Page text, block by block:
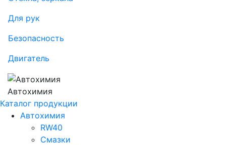
Для рук
Безопасность
Двигатель
Автохимия
Каталог продукции
Автохимия
RW40
Смазки